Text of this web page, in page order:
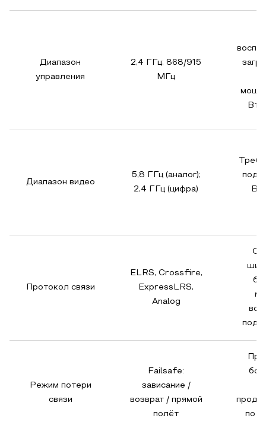
Диапазон
управления
2,4 ГГц; 868/915
МГц
Вт
Диапазон видео
5,8 ГГц (аналог);
2,4 ГГц (цифра)
Протокол связи
ELRS, Crossfire,
ExpressLRS,
Analog
Режим потери
связи
Failsafe:
зависание /
возврат / прямой
полёт
по